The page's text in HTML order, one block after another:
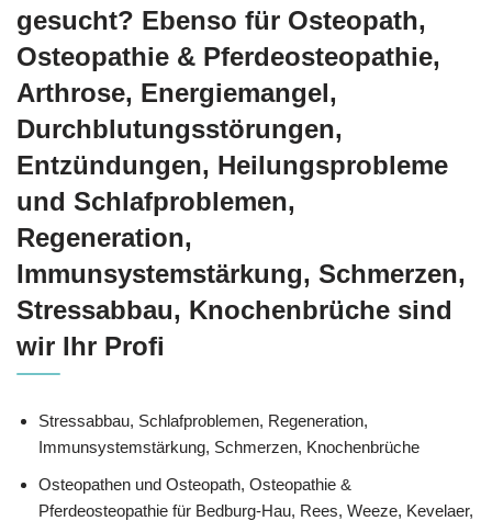
gesucht? Ebenso für Osteopath,
Osteopathie & Pferdeosteopathie,
Arthrose, Energiemangel,
Durchblutungsstörungen,
Entzündungen, Heilungsprobleme
und Schlafproblemen,
Regeneration,
Immunsystemstärkung, Schmerzen,
Stressabbau, Knochenbrüche sind
wir Ihr Profi
Stressabbau, Schlafproblemen, Regeneration,
Immunsystemstärkung, Schmerzen, Knochenbrüche
Osteopathen und Osteopath, Osteopathie &
Pferdeosteopathie für Bedburg-Hau, Rees, Weeze, Kevelaer,